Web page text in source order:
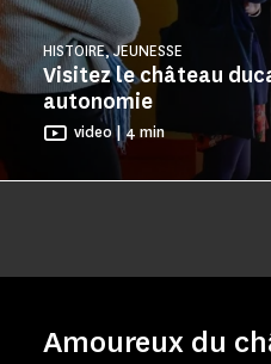
Visitez le château
autonomie
HISTOIRE, JEUNESSE
video | 4 min
Amoureux du